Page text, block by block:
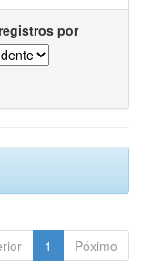
por
1 Póximo